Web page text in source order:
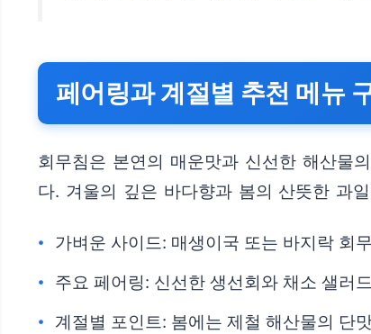
페어링과 계절별 추천 메뉴
회무침은 본연의 매운맛과 신선한 해산물
다. 겨울의 깊은 바다향과 봄의 산뜻한 과
가벼운 사이드: 매생이국 또는 바지락 회
주요 페어링: 신선한 생선회와 채소 샐러
계절별 포인트: 봄에는 제철 해산물의 단